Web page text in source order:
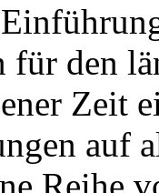
den
Zeit
auf
Reihe